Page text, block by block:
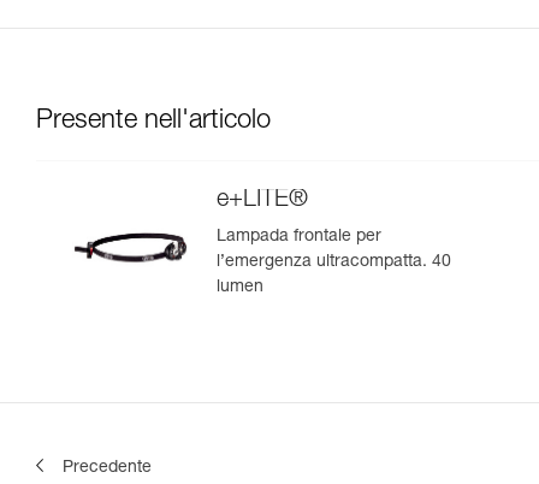
Presente nell'articolo
e+LITE®
Lampada frontale per
l’emergenza ultracompatta. 40
lumen
Precedente